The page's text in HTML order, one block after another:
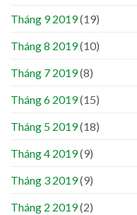
Tháng 9 2019(19)
Tháng 8 2019(10)
Tháng 7 2019(8)
Tháng 6 2019(15)
Tháng 5 2019(18)
Tháng 4 2019(9)
Tháng 3 2019(9)
Tháng 2 2019(2)